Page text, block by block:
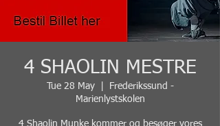
4 SHAOLIN MESTRE
Tue 28 May
  |
Frederikssund -
Marienlystskolen
4 Shaolin Munke kommer og besøger vores